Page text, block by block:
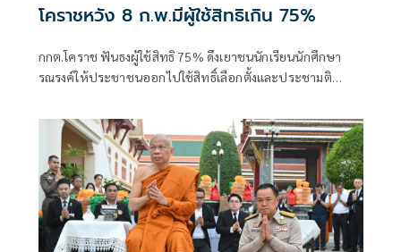
โคราชหวัง 8 ก.พ.มีผู้ใช้สิทธิเกิน 75%
กกต.โคราช ฟันธงผู้ใช้สิทธิ 75% ดึงเยาชนนักเรียนนักศึกษา
รณรงค์ให้ประชาชนออกไปใช้สิทธิ์เลือกตั้งและประชามติ
ซื้อเสียง